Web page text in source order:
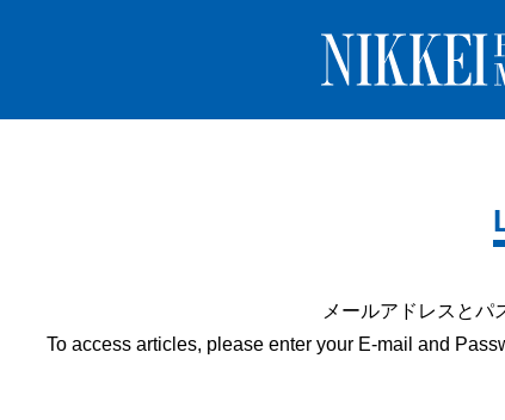
メールアドレスとパ
To access articles, please enter your E-mail and